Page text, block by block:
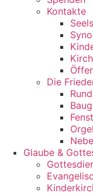
Kontakte
Die
Glaube &